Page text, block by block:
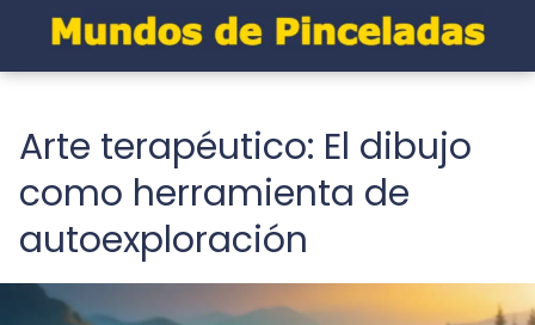
Arte terapéutico: El dibujo
como herramienta de
autoexploración